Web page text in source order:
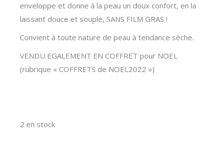
enveloppe et donne à la peau un doux confort, en la
laissant douce et souple, SANS FILM GRAS !
Convient à toute nature de peau à tendance sèche.
VENDU EGALEMENT EN COFFRET pour NOEL
(rubrique « COFFRETS de NOEL2022 »)
2 en stock